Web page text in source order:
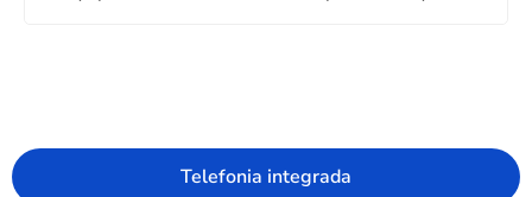
Telefonia integrada